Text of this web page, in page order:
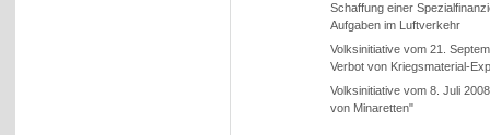
Schaffung einer
Aufgaben im Luftverkehr
Volksinitiative vom 21.
Verbot von Kriegsmaterial-
Volksinitiative vom 8. Juli
von Minaretten"